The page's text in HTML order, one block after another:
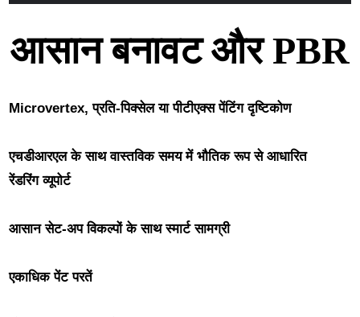
आसान बनावट और PBR
Microvertex, प्रति-पिक्सेल या पीटीएक्स पेंटिंग दृष्टिकोण
एचडीआरएल के साथ वास्तविक समय मेंभौतिक रूप से आधारित
रेंडरिंगव्यूपोर्ट
आसान सेट-अप विकल्पों के साथस्मार्ट सामग्री
एकाधिकपेंट परतें